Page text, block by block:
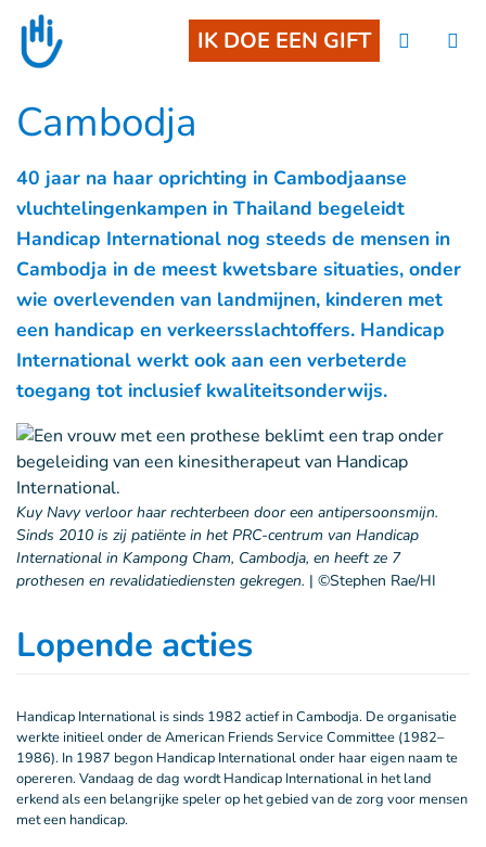
Goto main content
IK DOE EEN GIFT
Cambodja
40 jaar na haar oprichting in Cambodjaanse
vluchtelingenkampen in Thailand begeleidt
Handicap International nog steeds de mensen in
Cambodja in de meest kwetsbare situaties, onder
wie overlevenden van landmijnen, kinderen met
een handicap en verkeersslachtoffers. Handicap
International werkt ook aan een verbeterde
toegang tot inclusief kwaliteitsonderwijs.
Kuy Navy verloor haar rechterbeen door een antipersoonsmijn.
Sinds 2010 is zij patiënte in het PRC-centrum van Handicap
International in Kampong Cham, Cambodja, en heeft ze 7
prothesen en revalidatiediensten gekregen. | ©Stephen Rae/HI
Lopende acties
Handicap International is sinds 1982 actief in Cambodja. De organisatie
werkte initieel onder de American Friends Service Committee (1982–
1986). In 1987 begon Handicap International onder haar eigen naam te
opereren. Vandaag de dag wordt Handicap International in het land
erkend als een belangrijke speler op het gebied van de zorg voor mensen
met een handicap.